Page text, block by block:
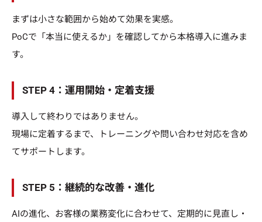
まずは小さな範囲から始めて効果を実感。
PoCで「本当に使えるか」を確認してから本格導入に進みま
す。
STEP 4：運用開始・定着支援
導入して終わりではありません。
現場に定着するまで、トレーニングや問い合わせ対応を含め
てサポートします。
STEP 5：継続的な改善・進化
AIの進化、お客様の業務変化に合わせて、定期的に見直し・